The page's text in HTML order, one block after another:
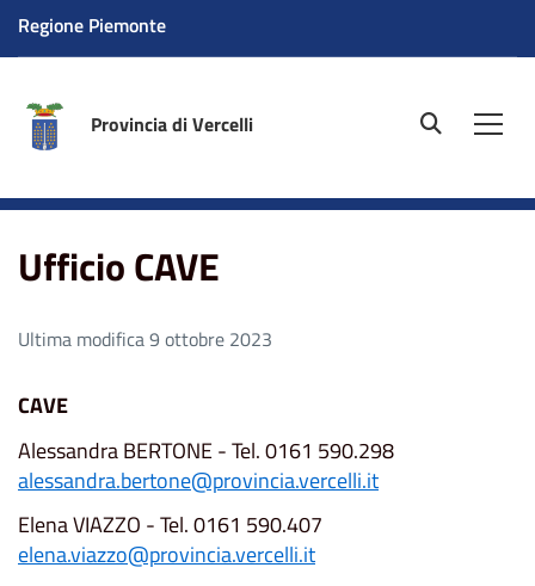
Regione Piemonte
Provincia di Vercelli site.searc
Ufficio CAVE
Ultima modifica 9 ottobre 2023
CAVE
Alessandra BERTONE - Tel. 0161 590.298
alessandra.bertone@provincia.vercelli.it
Elena VIAZZO - Tel. 0161 590.407
elena.viazzo@provincia.vercelli.it